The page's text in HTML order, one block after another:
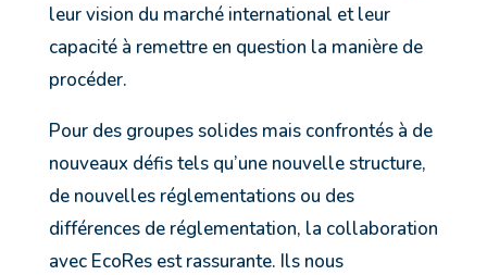
leur vision du marché international et leur
capacité à remettre en question la manière de
procéder.
Pour des groupes solides mais confrontés à de
nouveaux défis tels qu’une nouvelle structure,
de nouvelles réglementations ou des
différences de réglementation, la collaboration
avec EcoRes est rassurante. Ils nous